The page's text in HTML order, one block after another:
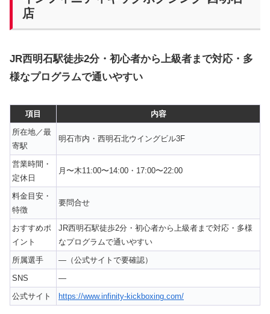
店
JR西明石駅徒歩2分・初心者から上級者まで対応・多
様なプログラムで通いやすい
項目
内容
所在地／最
寄駅
明石市内・西明石北ウイングビル3F
営業時間・
定休日
月〜木11:00〜14:00・17:00〜22:00
料金目安・
特徴
要問合せ
おすすめポ
イント
JR西明石駅徒歩2分・初心者から上級者まで対応・多様
なプログラムで通いやすい
所属選手
—（公式サイトで要確認）
SNS
—
公式サイト
https://www.infinity-kickboxing.com/